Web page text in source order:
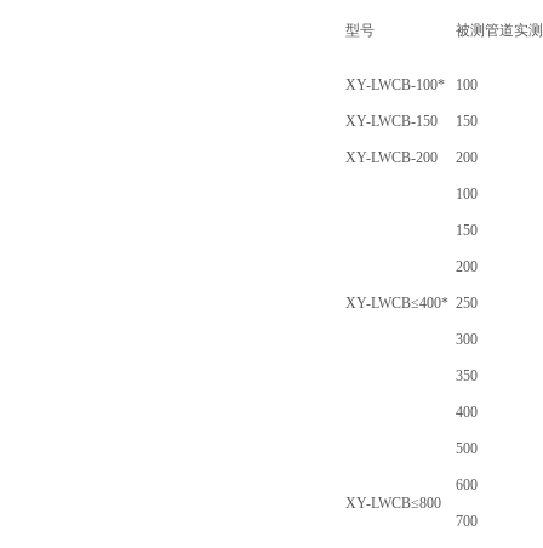
型号 被测管道实
XY-LWCB-100* 100
XY-LWCB-150 150
XY-LWCB-200 200
XY-LWCB≤400*
100
150
200
250
300
350
400
XY-LWCB≤800
500
600
700